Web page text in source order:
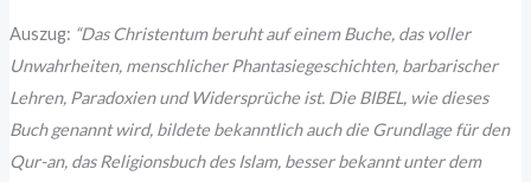
Auszug: “Das Christentum beruht auf einem Buche, das voller
Unwahrheiten, menschlicher Phantasiegeschichten, barbarischer
Lehren, Paradoxien und Widersprüche ist. Die BIBEL, wie dieses
Buch genannt wird, bildete bekanntlich auch die Grundlage für den
Qur-an, das Religionsbuch des Islam, besser bekannt unter dem